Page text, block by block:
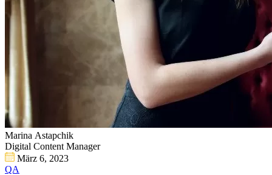
Marina Astapchik
Digital Content Manager
März 6, 2023
QA